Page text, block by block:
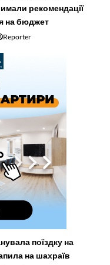
рекомендації
на бюджет
Reporter
поїздку на
на шахраїв